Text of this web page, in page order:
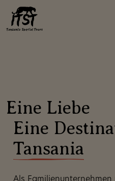
Eine Liebe
Eine
Tansania